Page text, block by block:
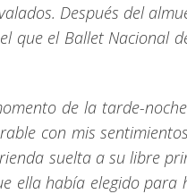
Después del
el Ballet Nacional
de la tarde-
con mis
suelta a su libre
ella había elegido